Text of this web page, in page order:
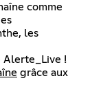
comme
les
Alerte_Live !
grâce aux